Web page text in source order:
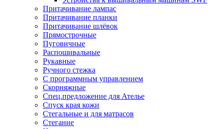
Притачивание лампас
Притачивание планки
Притачивание шлёвок
Прямострочные
Пуговичные
Распошивальные
Рукавные
Ручного стежка
С программным управлением
Скорняжные
Спец.предложение для Ателье
Спуск края кожи
Стегальные и для матрасов
Стегание